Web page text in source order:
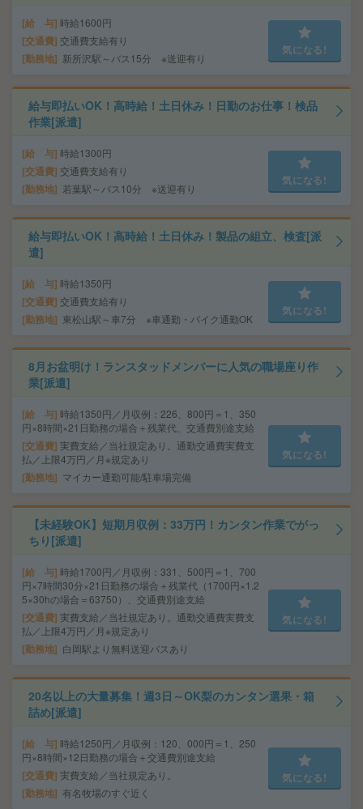
給 与 時給1600円
交通費 交通費支給有り
勤務地 新所沢駅～バス15分 ※送迎有り
気になる!
給与即払いOK！高時給！土日休み！日勤のお仕事！検品
作業[派遣]
給 与 時給1300円
交通費 交通費支給有り
勤務地 若葉駅～バス10分 ※送迎有り
気になる!
給与即払いOK！高時給！土日休み！製品の組立、検査[派
遣]
給 与 時給1350円
交通費 交通費支給有り
勤務地 東松山駅～車7分 ※車通勤・バイク通勤OK
気になる!
8月お盆明け！ランスタッドメンバーに人気の職場座り作
業[派遣]
給 与 時給1350円／月収例：226、800円＝1、350
円×8時間×21日勤務の場合＋残業代、交通費別途支給
交通費 実費支給／当社規定あり。通勤交通費実費支
払／上限4万円／月※規定あり
勤務地 マイカー通勤可能/駐車場完備
気になる!
【未経験OK】短期月収例：33万円！カンタン作業でがっ
ちり[派遣]
給 与 時給1700円／月収例：331、500円＝1、700
円×7時間30分×21日勤務の場合＋残業代（1700円×1.2
5×30hの場合＝63750）、交通費別途支給
交通費 実費支給／当社規定あり。通勤交通費実費支
払／上限4万円／月※規定あり
勤務地 白岡駅より無料送迎バスあり
気になる!
20名以上の大量募集！週3日～OK梨のカンタン選果・箱
詰め[派遣]
給 与 時給1250円／月収例：120、000円＝1、250
円×8時間×12日勤務の場合＋交通費別途支給
交通費 実費支給／当社規定あり。
勤務地 有名牧場のすぐ近く
気になる!